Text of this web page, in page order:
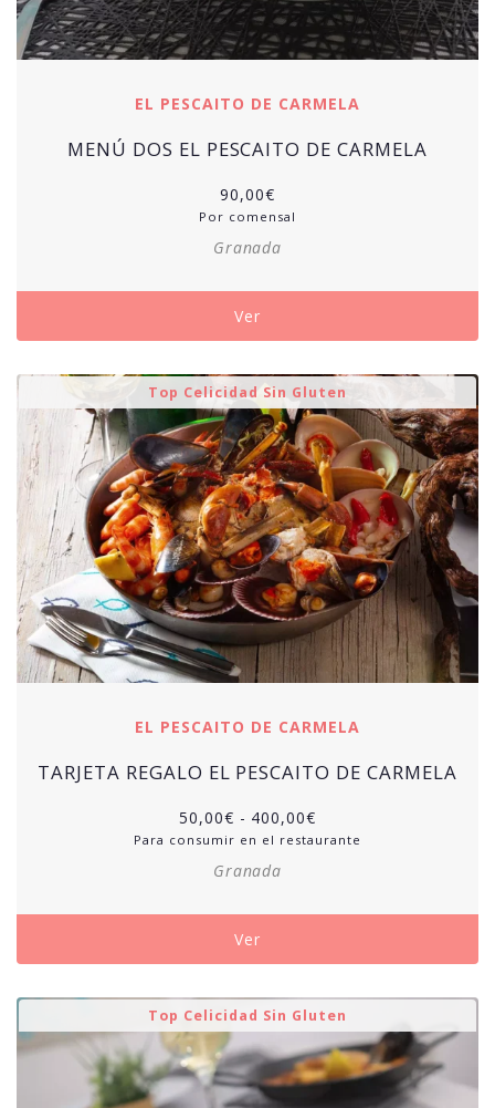
EL PESCAITO DE CARMELA
MENÚ DOS EL PESCAITO DE CARMELA
90,00€
Por comensal
Granada
Ver
Top Celicidad Sin Gluten
EL PESCAITO DE CARMELA
TARJETA REGALO EL PESCAITO DE CARMELA
50,00€ - 400,00€
Para consumir en el restaurante
Granada
Ver
Top Celicidad Sin Gluten